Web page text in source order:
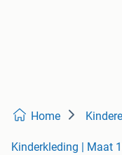
Home
Kinderkleding | Maat